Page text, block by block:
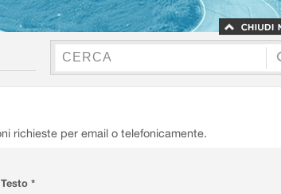
richieste per email o telefonicamente.
Testo *